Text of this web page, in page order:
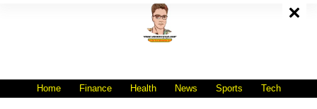
Home Finance Health News Sports Tech